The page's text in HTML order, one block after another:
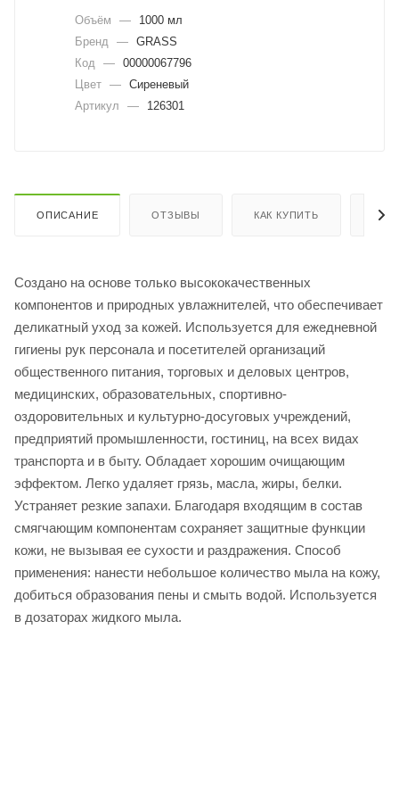
Объём —
1000 мл
Бренд — GRASS
Код — 00000067796
Цвет — Сиреневый
Артикул
— 126301
ОПИСАНИЕ ОТЗЫВЫ КАК КУПИТЬ
Создано на основе только высококачественных
компонентов и природных увлажнителей, что обеспечивает
деликатный уход за кожей. Используется для ежедневной
гигиены рук персонала и посетителей организаций
общественного питания, торговых и деловых центров,
медицинских, образовательных, спортивно-
оздоровительных и культурно-досуговых учреждений,
предприятий промышленности, гостиниц, на всех видах
транспорта и в быту. Обладает хорошим очищающим
эффектом. Легко удаляет грязь, масла, жиры, белки.
Устраняет резкие запахи. Благодаря входящим в состав
смягчающим компонентам сохраняет защитные функции
кожи, не вызывая ее сухости и раздражения. Способ
применения: нанести небольшое количество мыла на кожу,
добиться образования пены и смыть водой. Используется
в дозаторах жидкого мыла.